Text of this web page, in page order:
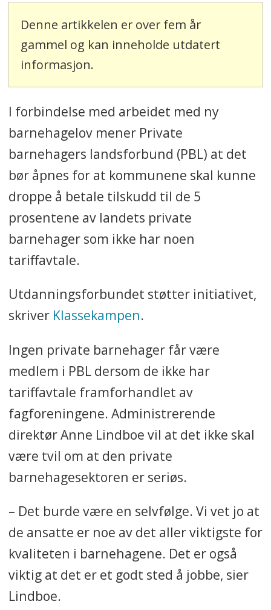
Denne artikkelen er over fem år
gammel og kan inneholde utdatert
informasjon.
I forbindelse med arbeidet med ny
barnehagelov mener Private
barnehagers landsforbund (PBL) at det
bør åpnes for at kommunene skal kunne
droppe å betale tilskudd til de 5
prosentene av landets private
barnehager som ikke har noen
tariffavtale.
Utdanningsforbundet støtter initiativet,
skriver Klassekampen.
Ingen private barnehager får være
medlem i PBL dersom de ikke har
tariffavtale framforhandlet av
fagforeningene. Administrerende
direktør Anne Lindboe vil at det ikke skal
være tvil om at den private
barnehagesektoren er seriøs.
– Det burde være en selvfølge. Vi vet jo at
de ansatte er noe av det aller viktigste for
kvaliteten i barnehagene. Det er også
viktig at det er et godt sted å jobbe, sier
Lindboe.